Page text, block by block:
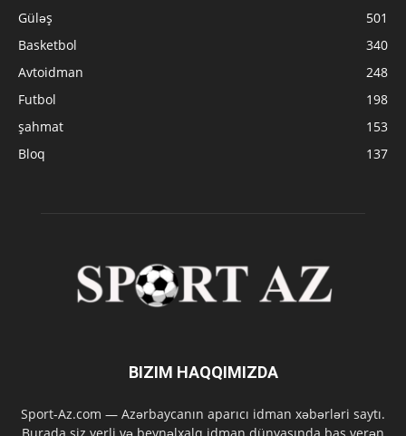
Güləş
501
Basketbol
340
Avtoidman
248
Futbol
198
şahmat
153
Bloq
137
BIZIM HAQQIMIZDA
Sport-Az.com — Azərbaycanın aparıcı idman xəbərləri saytı.